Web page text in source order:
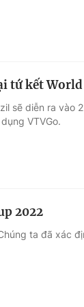
tứ kết World
sẽ diễn ra vào
VTVGo.
2022
ta đã xác